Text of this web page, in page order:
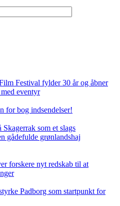
Festival fylder 30 år og åbner
eventyr
for bog indsendelser!
som et slags
gådefulde grønlandshaj
forskere nyt redskab til at
Padborg som startpunkt for